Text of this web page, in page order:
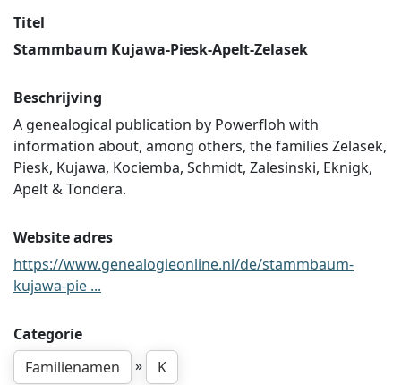
Titel
Stammbaum Kujawa-Piesk-Apelt-Zelasek
Beschrijving
A genealogical publication by Powerfloh with
information about, among others, the families Zelasek,
Piesk, Kujawa, Kociemba, Schmidt, Zalesinski, Eknigk,
Apelt & Tondera.
Website adres
https://www.genealogieonline.nl/de/stammbaum-
kujawa-pie ...
Categorie
Familienamen
» K